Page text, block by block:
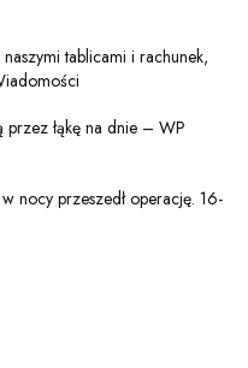
tablicami i rachunek,
przez łąkę na dnie – WP
nocy przeszedł operację. 16-